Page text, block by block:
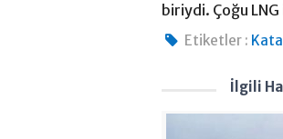
biriydi. Çoğu
Etiketler :
İlgili